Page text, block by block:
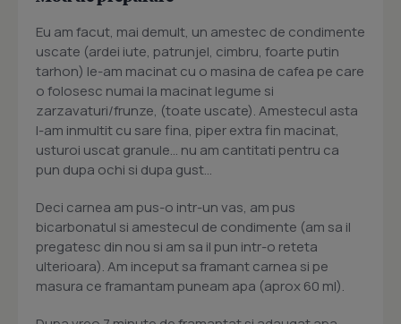
Eu am facut, mai demult, un amestec de condimente
uscate (ardei iute, patrunjel, cimbru, foarte putin
tarhon) le-am macinat cu o masina de cafea pe care
o folosesc numai la macinat legume si
zarzavaturi/frunze, (toate uscate). Amestecul asta
l-am inmultit cu sare fina, piper extra fin macinat,
usturoi uscat granule... nu am cantitati pentru ca
pun dupa ochi si dupa gust...
Deci carnea am pus-o intr-un vas, am pus
bicarbonatul si amestecul de condimente (am sa il
pregatesc din nou si am sa il pun intr-o reteta
ulterioara). Am inceput sa framant carnea si pe
masura ce framantam puneam apa (aprox 60 ml).